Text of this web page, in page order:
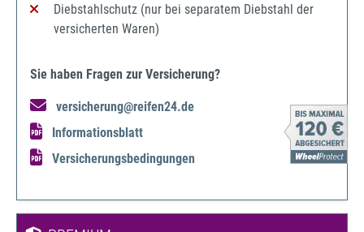
Diebstahlschutz (nur bei separatem Diebstahl der
versicherten Waren)
Sie haben Fragen zur Versicherung?
versicherung@reifen24.de
Informationsblatt
Versicherungsbedingungen